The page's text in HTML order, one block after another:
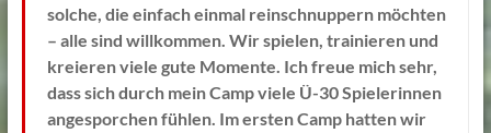
solche, die einfach einmal reinschnuppern möchten
– alle sind willkommen. Wir spielen, trainieren und
kreieren viele gute Momente. Ich freue mich sehr,
dass sich durch mein Camp viele Ü-30 Spielerinnen
angesporchen fühlen. Im ersten Camp hatten wir